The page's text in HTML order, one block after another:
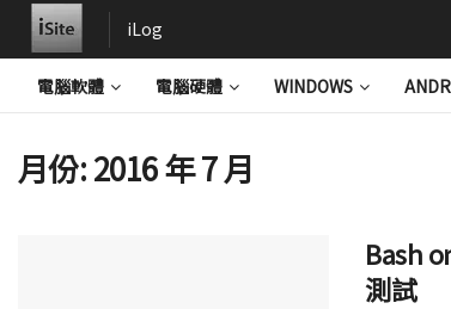
iLog
電腦軟體 電腦硬體 WINDOWS
月份:2016 年 7 月
Bash
測試